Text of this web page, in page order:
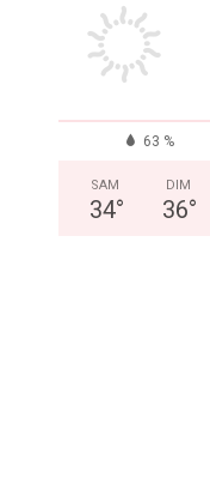
63 %
SAM
34°
DIM
36°